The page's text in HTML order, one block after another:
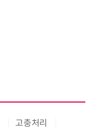
고충처리